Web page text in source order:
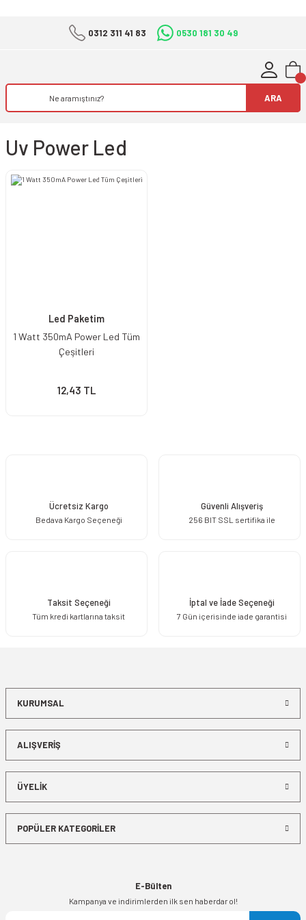
0312 311 41 83 0530 181 30 49
ARA
Uv Power Led
Led Paketim
1 Watt 350mA Power Led Tüm
Çeşitleri
12,43 TL
Ücretsiz Kargo
Bedava Kargo Seçeneği
Güvenli Alışveriş
256 BIT SSL sertifika ile
Taksit Seçeneği
Tüm kredi kartlarına taksit
İptal ve İade Seçeneği
7 Gün içerisinde iade garantisi
KURUMSAL
ALIŞVERİŞ
ÜYELİK
POPÜLER KATEGORİLER
E-Bülten
Kampanya ve indirimlerden ilk sen haberdar ol!